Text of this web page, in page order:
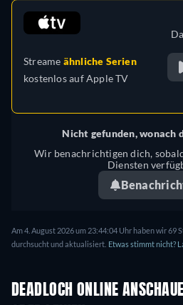
Französisch, Italienisch,
Japanisch, Polnisch,
Streame ähnliche Serien
kostenlos aufApple TV
Nicht gefunden, wonach
Wir benachrichtigen dich,
Diensten
Am 4. August 2026 um 23:44:04 Uhr haben wir 69
durchsucht und aktualisiert. Etwas stimmt nicht?
DEADLOCH ONLINE